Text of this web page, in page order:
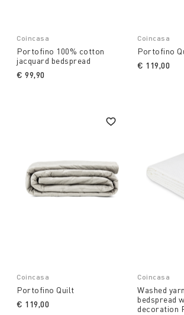
Coincasa
Portofino 100% cotton
jacquard bedspread
€ 99,90
Coincasa
Portofino
€ 119,00
Coincasa
Portofino Quilt
€ 119,00
Coincasa
Washed
bedspread
decoration